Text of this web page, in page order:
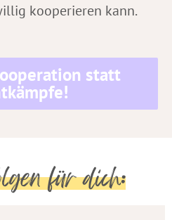
kooperieren kann.
statt
für dich: